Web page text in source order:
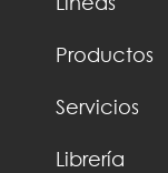
Productos
Servicios
Librería